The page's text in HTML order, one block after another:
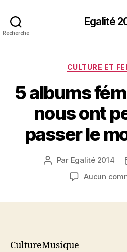
Recherche
Egalité
CULTURE ET
5 albums
nous ont
passer le
Auteur
l’article
Par Egalité 2014
Aucun
CultureMusique